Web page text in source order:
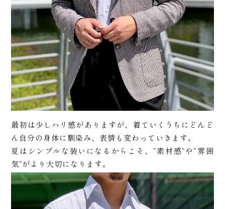
せ
最初は少しハリ感がありますが、着ていくうちにどんど
ん自分の身体に馴染み、表情も変わっていきます。
夏はシンプルな装いになるからこそ、“素材感”や“雰囲
気”がより大切になります。